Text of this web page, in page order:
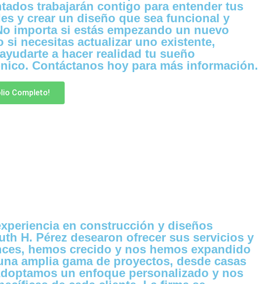
trabajarán contigo para entender tus
y crear un diseño que sea funcional y
importa si estás empezando un nuevo
si necesitas actualizar uno existente,
a hacer realidad tu sueño
Contáctanos hoy para más información.
Completo!
en construcción y diseños
H. Pérez desearon ofrecer sus servicios y
hemos crecido y nos hemos expandido
amplia gama de proyectos, desde casas
un enfoque personalizado y nos